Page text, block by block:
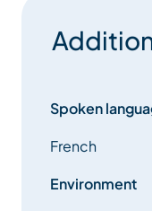
Spoken
French
Environment